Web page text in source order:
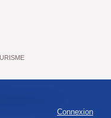
Connexion